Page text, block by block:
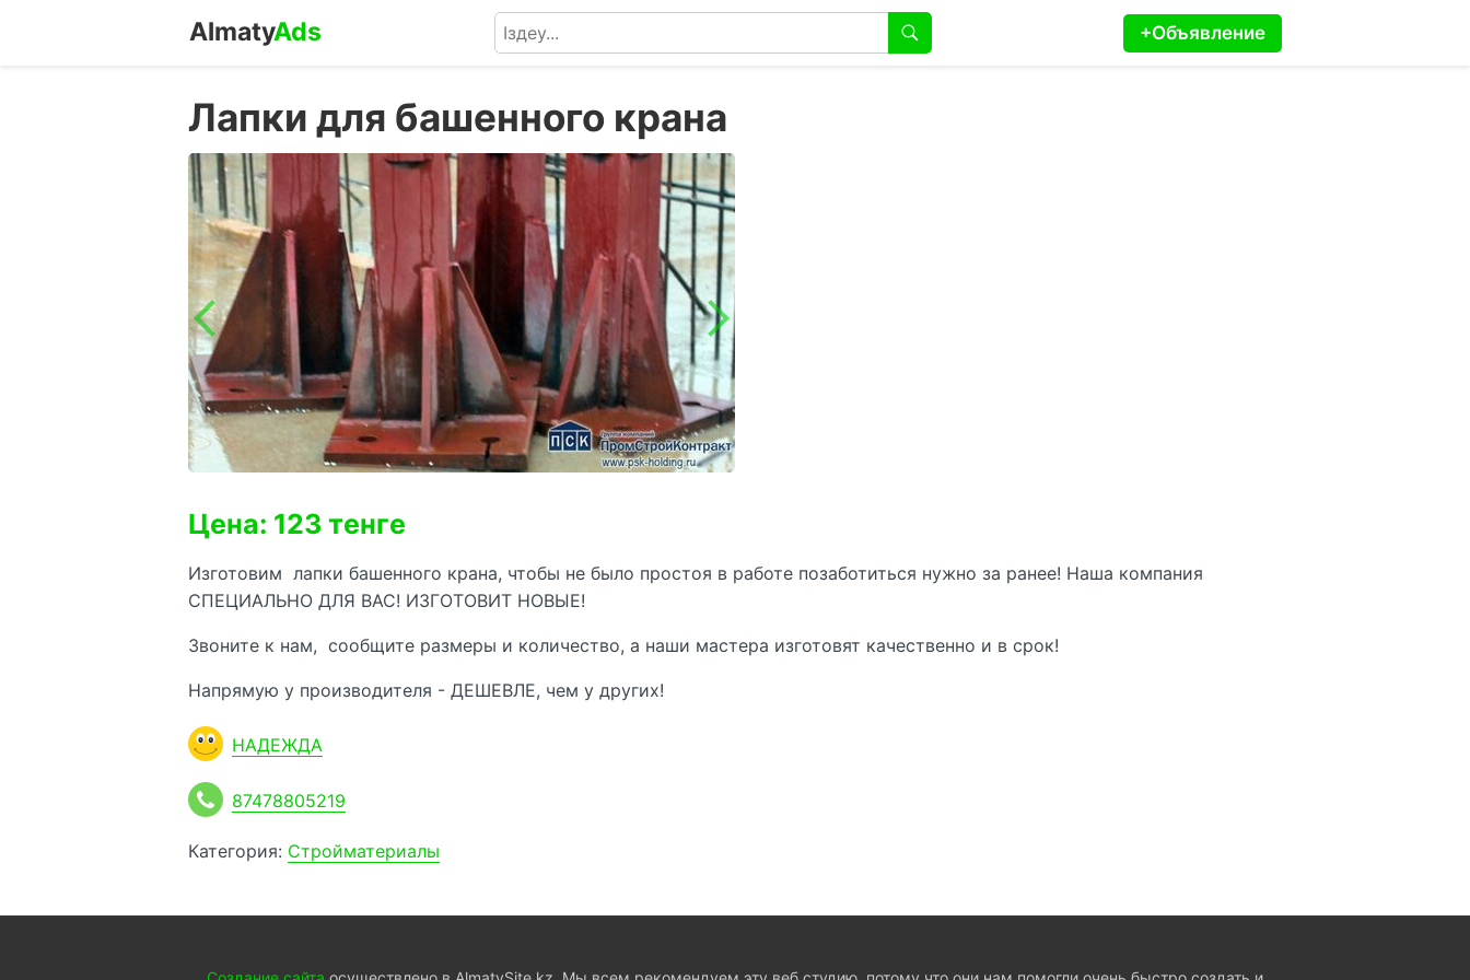
AlmatyAds +Объявление
Лапки для башенного крана
Цена: 123 тенге
Изготовим лапки башенного крана, чтобы не было простоя в работе позаботиться нужно за ранее! Наша компания
СПЕЦИАЛЬНО ДЛЯ ВАС! ИЗГОТОВИТ НОВЫЕ!
Звоните к нам, сообщите размеры и количество, а наши мастера изготовят качественно и в срок!
Напрямую у производителя - ДЕШЕВЛЕ, чем у других!
НАДЕЖДА
87478805219
Категория: Стройматериалы